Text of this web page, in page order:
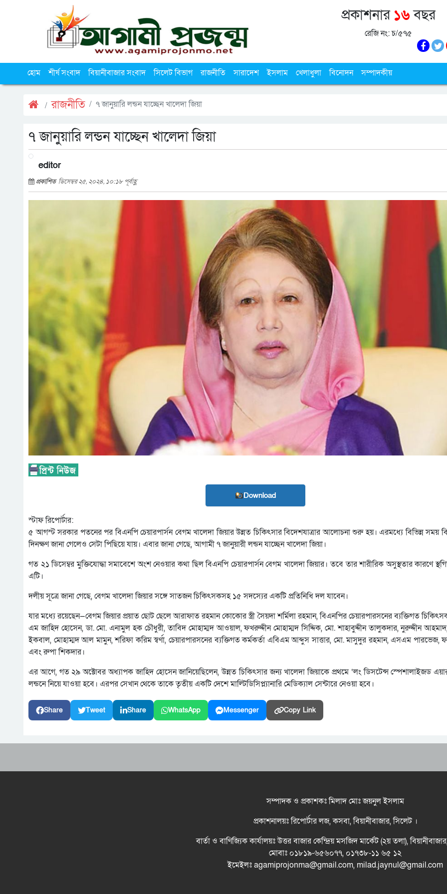
প্রকাশনার ১৬বছর
রেজি নং: চ/৫৭৫
হোম শীর্ষ সংবাদ বিয়ানীবাজার সংবাদ সিলেট বিভাগ রাজনীতি সারাদেশ ইসলাম খেলাধুলা বিনোদন সম্পাদকীয়
রাজনীতি ৭ জানুয়ারি লন্ডন যাচ্ছেন খালেদা জিয়া
৭ জানুয়ারি লন্ডন যাচ্ছেন খালেদা জিয়া
editor
প্রকাশিত ডিসেম্বর ২৫, ২০২৪, ১০:১৮ পূর্বাহ্ণ
Download
স্টাফ রিপোর্টার:
৫ আগস্ট সরকার পতনের পর বিএনপি চেয়ারপার্সন বেগম খালেদা জিয়ার উন্নত চিকিৎসার বিদেশযাত্রার আলোচনা শুরু হয়। এরমধ্যে বিভিন্ন সময়
দিনক্ষণ জানা গেলেও সেটা পিছিয়ে যায়। এবার জানা গেছে, আগামী ৭ জানুয়ারী লন্ডন যাচ্ছেন খালেদা জিয়া।
গত ২১ ডিসেম্বর মুক্তিযোদ্ধা সমাবেশে অংশ নেওয়ার কথা ছিল বিএনপি চেয়ারপার্সন বেগম খালেদা জিয়ার। তবে তার শারীরিক অসুস্থতার কারণে
এটি।
দলীয় সূত্রে জানা গেছে, বেগম খালেদা জিয়ার সঙ্গে সাতজন চিকিৎসকসহ ১৫ সদস্যের একটি প্রতিনিধি দল যাবেন।
যার মধ্যে রয়েছেন—বেগম জিয়ার প্রয়াত ছোট ছেলে আরাফাত রহমান কোকোর স্ত্রী সৈয়দা শর্মিলা রহমান, বিএনপির চেয়ারপারসনের ব্যক্তিগত
এম জাহিদ হোসেন, ডা. মো. এনামুল হক চৌধুরী, তাবিদ মোহাম্মদ আওয়াল, ফখরুদ্দীন মোহাম্মদ সিদ্দিক, মো. শাহাবুদ্দীন তালুকদার, নুরুদ্দীন
ইকবাল, মোহাম্মদ আল মামুন, শরিফা করিম স্বর্ণা, চেয়ারপারসনের ব্যক্তিগত কর্মকর্তা এবিএম আব্দুস সাত্তার, মো. মাসুদুর রহমান, এসএম পারভেজ,
এবং রুপা শিকদার।
এর আগে, গত ২৯ অক্টোবর অধ্যাপক জাহিদ হোসেন জানিয়েছিলেন, উন্নত চিকিৎসার জন্য খালেদা জিয়াকে প্রথমে ‘লং ডিসটেন্স স্পেশালাইজড এয়ার
লন্ডনে নিয়ে যাওয়া হবে। এরপর সেখান থেকে তাকে তৃতীয় একটি দেশে মাল্টিডিসিপ্ল্যানারি মেডিক্যাল সেন্টারে নেওয়া হবে।
Share Tweet Share WhatsApp Messenger Copy Link
সম্পাদক ও প্রকাশকঃ মিলাদ মোঃ জয়নুল ইসলাম
প্রকাশনালয়ঃ রিপোর্টার লজ, কসবা, বিয়ানীবাজার, সিলেট ।
বার্তা ও বাণিজ্যিক কার্যালয়ঃ উত্তর বাজার কেন্দ্রিয় মসজিদ মার্কেট (২য় তলা),
মোবাঃ ০১৮১৯-৬৫৬০৭৭, ০১৭৩৮-১১ ৬৫ ১২
ইমেইলঃ agamiprojonma@gmail.com, milad.jaynul@gmail.com